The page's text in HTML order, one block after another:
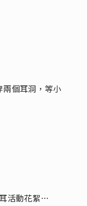
個耳洞，等小
活動花絮…